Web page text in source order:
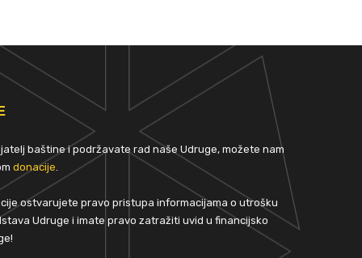
baštine i podržavate rad naše Udruge, možete nam
donacije
ostvarujete pravo pristupa informacijama o utrošku
Udruge i imate pravo zatražiti uvid u financijsko